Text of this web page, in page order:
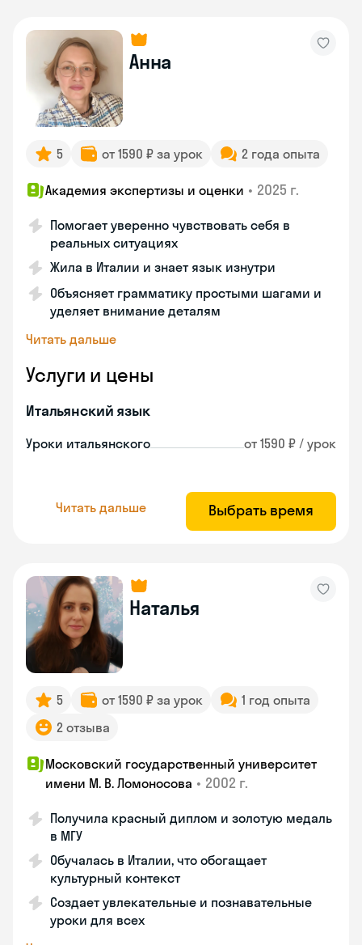
Анна
5 от 1590 ₽ за урок 2 года опыта
Академия экспертизы и оценки • 2025 г.
Помогает уверенно чувствовать себя в
реальных ситуациях
Жила в Италии и знает язык изнутри
Объясняет грамматику простыми шагами и
уделяет внимание деталям
Читать дальше
Услуги и цены
Итальянский язык
Уроки итальянского от 1590 ₽ / урок
Читать дальше Выбрать время
Наталья
5 от 1590 ₽ за урок
1 год опыта
2 отзыва
Московский государственный университет
имени М. В. Ломоносова • 2002 г.
Получила красный диплом и золотую медаль
в МГУ
Обучалась в Италии, что обогащает
культурный контекст
Создает увлекательные и познавательные
уроки для всех